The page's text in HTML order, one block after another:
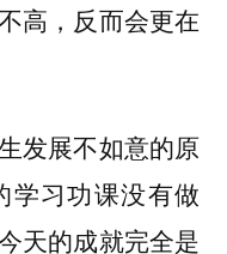
高，反而会更在
发展不如意的原
学习功课没有做
天的成就完全是